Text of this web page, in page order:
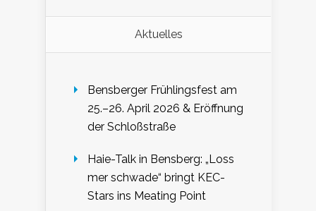
Aktuelles
Bensberger Frühlingsfest am
25.–26. April 2026 & Eröffnung
der Schloßstraße
Haie-Talk in Bensberg: „Loss
mer schwade“ bringt KEC-
Stars ins Meating Point